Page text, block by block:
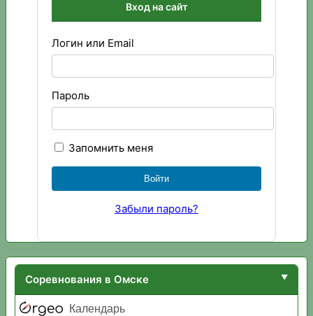
Вход на сайт
Логин или Email
Пароль
Запомнить меня
Забыли пароль?
Соревнования в Омске